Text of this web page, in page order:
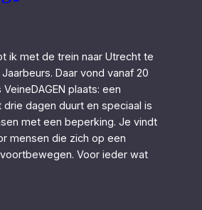
ik met de trein naar Utrecht te
Daar vond vanaf 20
plaats: een
dagen duurt en speciaal is
met een beperking. Je vindt
mensen die zich op een
Voor ieder wat